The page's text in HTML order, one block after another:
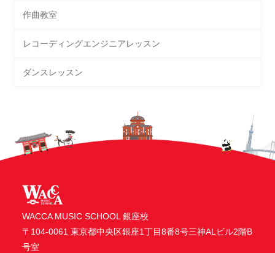
作曲教室
レコーディングエンジニアレッスン
ダンスレッスン
WACCA MUSIC SCHOOL 銀座校
〒104-0061 東京都中央区銀座1丁目8番8号三神ALビル2階B
号室